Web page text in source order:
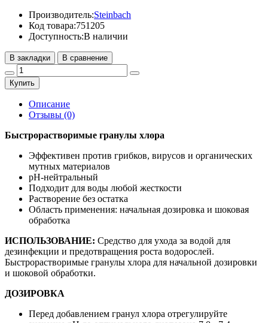
Производитель:Steinbach
Код товара:751205
Доступность:В наличии
В закладки В сравнение
Купить
Описание
Отзывы (0)
Быстрорастворимые гранулы хлора
Эффективен против грибков, вирусов и органических
мутных материалов
pH-нейтральный
Подходит для воды любой жесткости
Растворение без остатка
Область применения: начальная дозировка и шоковая
обработка
ИСПОЛЬЗОВАНИЕ: Средство для ухода за водой для
дезинфекции и предотвращения роста водорослей.
Быстрорастворимые гранулы хлора для начальной дозировки
и шоковой обработки.
ДОЗИРОВКА
Перед добавлением гранул хлора отрегулируйте